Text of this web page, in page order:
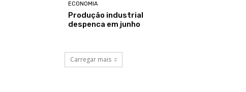
ECONOMIA
Produção industrial
despenca em junho
Carregar mais